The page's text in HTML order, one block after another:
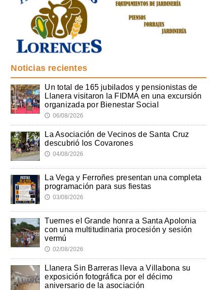
Noticias recientes
Un total de 165 jubilados y pensionistas de
Llanera visitaron la FIDMA en una excursión
organizada por Bienestar Social
🕔 06/08/2026
La Asociación de Vecinos de Santa Cruz
descubrió los Covarones
🕔 04/08/2026
La Vega y Ferroñes presentan una completa
programación para sus fiestas
🕔 03/08/2026
Tuernes el Grande honra a Santa Apolonia
con una multitudinaria procesión y sesión
vermú
🕔 02/08/2026
Llanera Sin Barreras lleva a Villabona su
exposición fotográfica por el décimo
aniversario de la asociación